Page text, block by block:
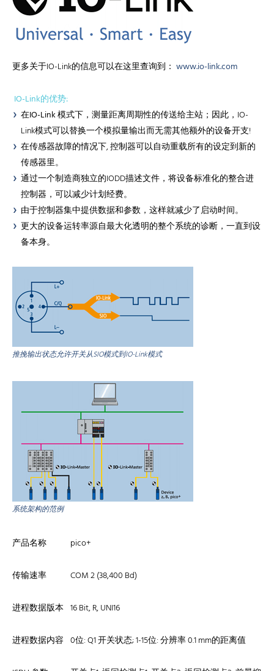
更多关于IO-Link的信息可以在这里查询到： www.io-link.com
IO-Link的优势:
在IO-Link 模式下 ，测量距离周期性的传送给主站；因此，IO-
Link模式可以替换一个模拟量输出而无需其他额外的设备开支!
在传感器故障的情况下, 控制器可以自动重载所有的设定到新的
传感器里。
通过一个制造商独立的IODD描述文件，将设备标准化的整合进
控制器，可以减少计划经费。
由于控制器集中提供数据和参数，这样就减少了启动时间。
更大的设备运转率源自最大化透明的整个系统的诊断，一直到设
备本身。
推挽输出状态允许开关从SIO模式到IO-Link模式
系统架构的范例
产品名称 pico+
传输速率 COM 2 (38,400 Bd)
进程数据版本 16 Bit, R, UNI16
进程数据内容 0位: Q1 开关状态; 1-15位: 分辨率 0.1 mm的距离值